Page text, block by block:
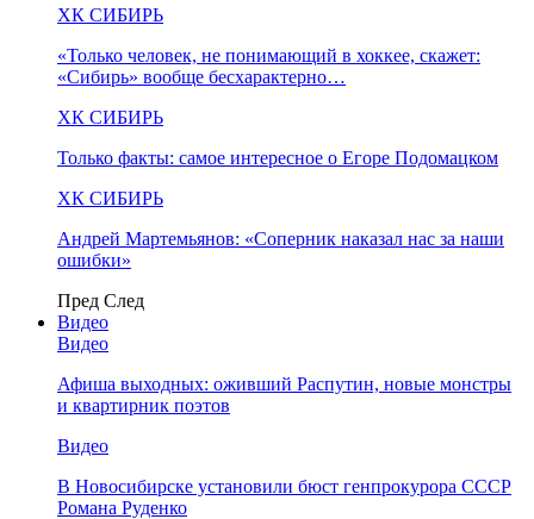
ХК СИБИРЬ
«Только человек, не понимающий в хоккее, скажет:
«Сибирь» вообще бесхарактерно…
ХК СИБИРЬ
Только факты: самое интересное о Егоре Подомацком
ХК СИБИРЬ
Андрей Мартемьянов: «Соперник наказал нас за наши
ошибки»
Пред След
Видео
Видео
Афиша выходных: оживший Распутин, новые монстры
и квартирник поэтов
Видео
В Новосибирске установили бюст генпрокурора СССР
Романа Руденко